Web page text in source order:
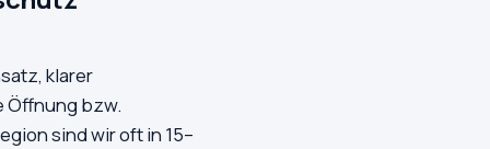
klarer
Öffnung bzw.
sind wir oft in 15–